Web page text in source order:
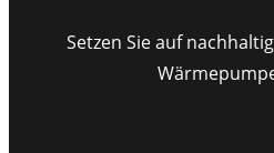
Setzen Sie auf